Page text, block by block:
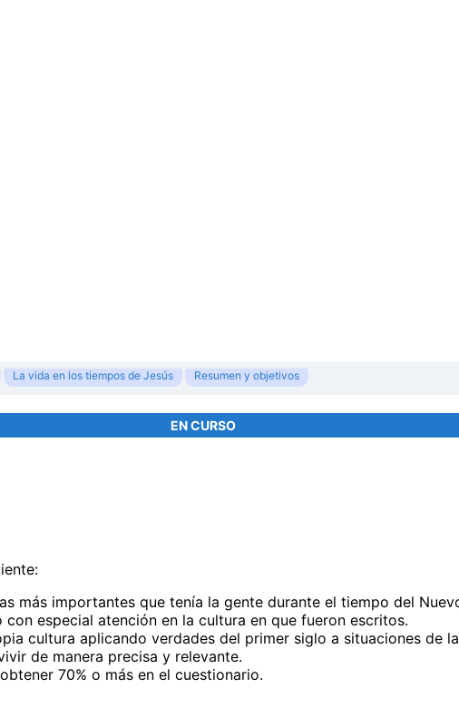
La vida en los tiempos de Jesús Resumen y objetivos
EN CURSO
más importantes que tenía la gente durante el tiempo del
especial atención en la cultura en que fueron escritos.
cultura aplicando verdades del primer siglo a situaciones de
de manera precisa y relevante.
70% o más en el cuestionario.